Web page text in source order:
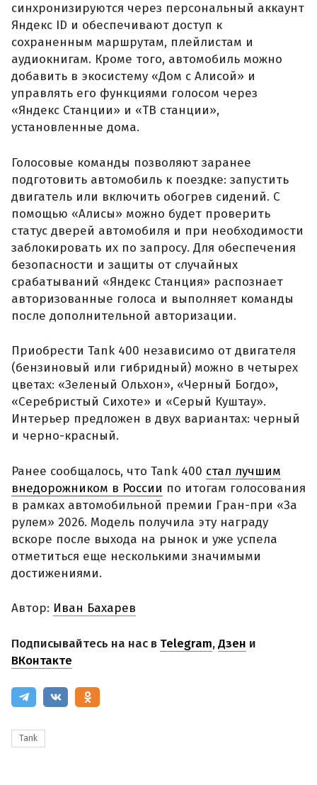
синхронизируются через персональный аккаунт
Яндекс ID и обеспечивают доступ к
сохраненным маршрутам, плейлистам и
аудиокнигам. Кроме того, автомобиль можно
добавить в экосистему «Дом с Алисой» и
управлять его функциями голосом через
«Яндекс Станции» и «ТВ станции»,
установленные дома.
Голосовые команды позволяют заранее
подготовить автомобиль к поездке: запустить
двигатель или включить обогрев сидений. С
помощью «Алисы» можно будет проверить
статус дверей автомобиля и при необходимости
заблокировать их по запросу. Для обеспечения
безопасности и защиты от случайных
срабатываний «Яндекс Станция» распознает
авторизованные голоса и выполняет команды
после дополнительной авторизации.
Приобрести Tank 400 независимо от двигателя
(бензиновый или гибридный) можно в четырех
цветах: «Зеленый Ольхон», «Черный Богдо»,
«Серебристый Сихоте» и «Серый Куштау».
Интерьер предложен в двух вариантах: черный
и черно-красный.
Ранее сообщалось, что Tank 400 стал лучшим
внедорожником в России по итогам голосования
в рамках автомобильной премии Гран-при «За
рулем» 2026. Модель получила эту награду
вскоре после выхода на рынок и уже успела
отметиться еще несколькими значимыми
достижениями.
Автор: Иван Бахарев
Подписывайтесь на нас в Telegram,Дзен и
ВКонтакте
Tank